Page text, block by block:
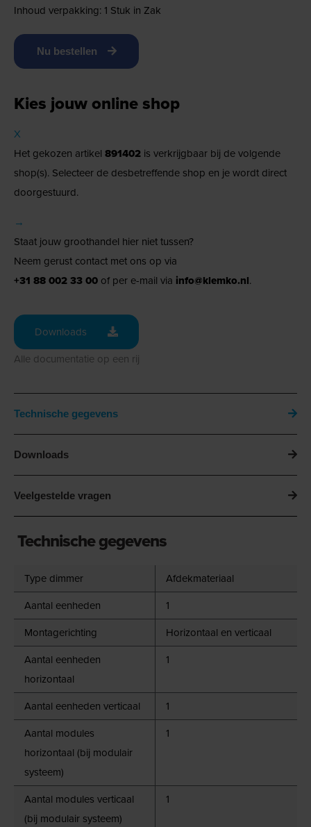
Inhoud verpakking: 1 Stuk in Zak
Nu bestellen
Kies jouw online shop
X
Het gekozen artikel 891402 is verkrijgbaar bij de volgende
shop(s). Selecteer de desbetreffende shop en je wordt direct
doorgestuurd.
→
Staat jouw groothandel hier niet tussen?
Neem gerust contact met ons op via
+31 88 002 33 00 of per e-mail via info@klemko.nl.
Downloads
Alle documentatie op een rij
Technische gegevens
Downloads
Veelgestelde vragen
Technische gegevens
Type dimmer
Afdekmateriaal
Aantal eenheden
1
Montagerichting
Horizontaal en verticaal
Aantal eenheden
horizontaal
1
Aantal eenheden verticaal
1
Aantal modules
horizontaal (bij modulair
systeem)
1
Aantal modules verticaal
(bij modulair systeem)
1